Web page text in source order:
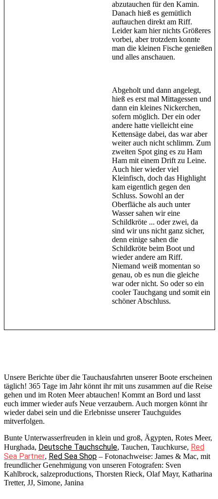
abzutauchen für den Kamin.
Danach hieß es gemütlich
auftauchen direkt am Riff.
Leider kam hier nichts Größeres
vorbei, aber trotzdem konnte
man die kleinen Fische genießen
und alles anschauen.
Abgeholt und dann angelegt,
hieß es erst mal Mittagessen und
dann ein kleines Nickerchen,
sofern möglich. Der ein oder
andere hatte vielleicht eine
Kettensäge dabei, das war aber
weiter auch nicht schlimm. Zum
zweiten Spot ging es zu Ham
Ham mit einem Drift zu Leine.
Auch hier wieder viel
Kleinfisch, doch das Highlight
kam eigentlich gegen den
Schluss. Sowohl an der
Oberfläche als auch unter
Wasser sahen wir eine
Schildkröte ... oder zwei, da
sind wir uns nicht ganz sicher,
denn einige sahen die
Schildkröte beim Boot und
wieder andere am Riff.
Niemand weiß momentan so
genau, ob es nun die gleiche
war oder nicht. So oder so ein
cooler Tauchgang und somit ein
schöner Abschluss.
Unsere Berichte über die Tauchausfahrten unserer Boote erscheinen
täglich! 365 Tage im Jahr könnt ihr mit uns zusammen auf die Reise
gehen und im Roten Meer abtauchen! Kommt an Bord und lasst
euch immer wieder aufs Neue verzaubern. Auch morgen könnt ihr
wieder dabei sein und die Erlebnisse unserer Tauchguides
mitverfolgen.
Bunte Unterwasserfreuden in klein und groß, Ägypten, Rotes Meer,
Hurghada, Deutsche Tauchschule, Tauchen, Tauchkurse, Red
Sea Partner, Red Sea Shop – Fotonachweise: James & Mac, mit
freundlicher Genehmigung von unseren Fotografen: Sven
Kahlbrock, salzeproductions, Thorsten Rieck, Olaf Mayr, Katharina
Tretter, JJ, Simone, Janina